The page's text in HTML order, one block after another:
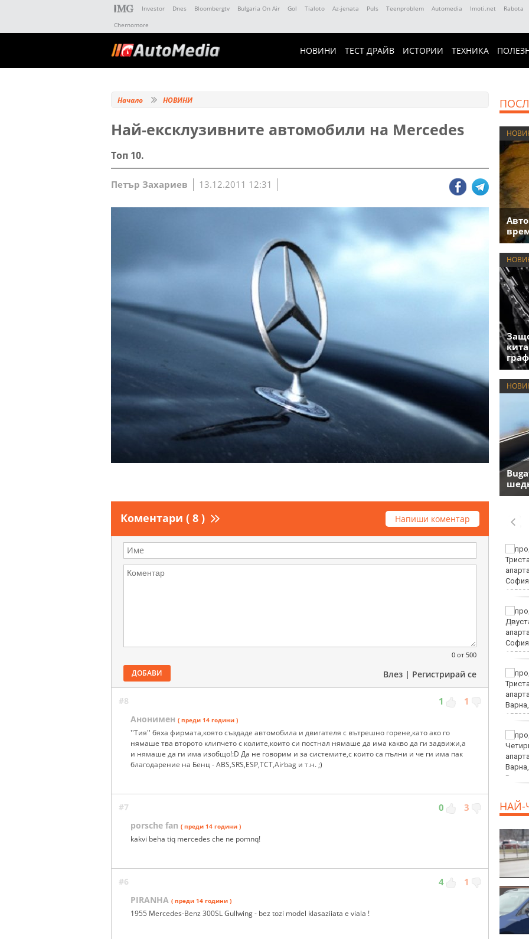
Investor Dnes Bloombergtv Bulgaria On Air Gol Tialoto Az-jenata Puls Teenproblem Automedia Imoti.net Rabota
Chernomore
НОВИНИ ТЕСТ ДРАЙВ ИСТОРИИ ТЕХНИКА
Начало НОВИНИ
Най-ексклузивните автомобили на Mercedes
Топ 10.
Петър Захариев 13.12.2011 12:31
Коментари ( 8 ) Напиши коментар
0 от 500
ДОБАВИ Влез | Регистрирай се
#8 1 1
Анонимен ( преди 14 години )
''Тия'' бяха фирмата,която създаде автомобила и двигателя с вътрешно горене,като ако го
нямаше тва второто клипчето с колите,които си постнал нямаше да има какво да ги задвижи,а
и нямаше да ги има изобщо!:D Да не говорим и за системите,с които са пълни и че ги има пак
благодарение на Бенц - ABS,SRS,ESP,TCT,Airbag и т.н. ;)
#7 0 3
porsche fan ( преди 14 години )
kakvi beha tiq mercedes che ne pomnq!
#6 4 1
PIRANHA ( преди 14 години )
1955 Mercedes-Benz 300SL Gullwing - bez tozi model klasaziiata e viala !
Полицията издири и
"Грийнпийс": Да не се
Оставиха в ареста
петимата младежи за
убийството в Пловдив
НАЙ-